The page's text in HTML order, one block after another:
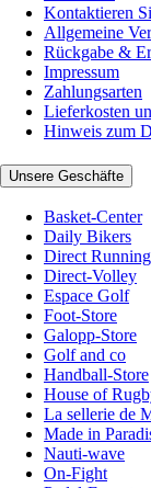
Kontaktieren
Allgemeine
Rückgabe &
Impressum
Zahlungsarten
Lieferkosten
Hinweis zum
Unsere Geschäfte
Basket-Center
Daily Bikers
Direct Running
Direct-Volley
Espace Golf
Foot-Store
Galopp-Store
Golf and co
Handball-Store
House of
La sellerie de
Made in
Nauti-wave
On-Fight